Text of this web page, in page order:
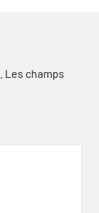
Les champs